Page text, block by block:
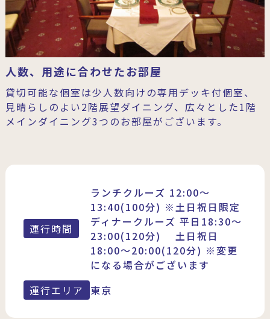
人数、用途に合わせたお部屋
貸切可能な個室は少人数向けの専用デッキ付個室、
見晴らしのよい2階展望ダイニング、広々とした1階
メインダイニング3つのお部屋がございます。
運行時間
ランチクルーズ 12:00〜
13:40(100分) ※土日祝日限定
ディナークルーズ 平日18:30〜
23:00(120分) 土日祝日
18:00〜20:00(120分) ※変更
になる場合がございます
運行エリア
東京